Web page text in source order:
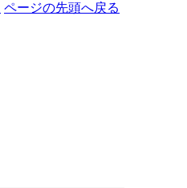
ページの先頭へ戻る